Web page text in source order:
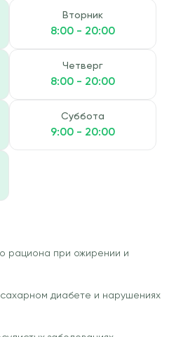
Вторник
8:00 - 20:00
Четверг
8:00 - 20:00
Суббота
9:00 - 20:00
рациона при ожирении и
диабете и нарушениях